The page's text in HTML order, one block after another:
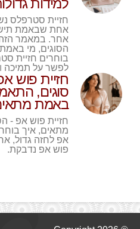
למידות
חזיית סטרפלס
אחת שבאמת
אחר. במאמר הזה
הסוגים, מי
בוחרים חזיית
לפשר על תמיכה
חזיית פוש
סוגים,
באמת
חזיית פוש אפ -
מתאים, איך
אפ לחזה גדול,
פוש אפ נדבקת.